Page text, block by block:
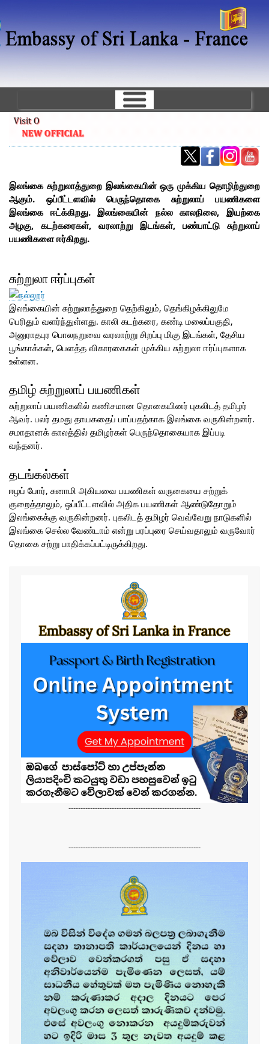
main
content
இலங்கை சுற்றுலாத்துறைஇலங்கையின் ஒரு முக்கிய தொழிற்துறை
ஆகும். ஒப்பீட்டளவில் பெருந்தொகை சுற்றுலாப் பயணிகளை
இலங்கை ஈட்க்கிறது. இலங்கையின் நல்ல காலநிலை, இயற்கை
அழகு, கடற்கரைகள், வரலாற்று இடங்கள், பண்பாட்டு சுற்றுலாப்
பயணிகளை ஈர்கிறது.
சுற்றுலா ஈர்ப்புகள்
இலங்கையின் சுற்றுலாத்துறை தெற்கிலும், தெங்கிழக்கிலுமே
பெரிதும் வளர்ந்துள்ளது. காலி கடற்கரை, கண்டி மலைப்பகுதி,
அனுராதபுர பொலநறுவை வரலாற்று சிறப்பு மிகு இடங்கள், தேசிய
பூங்காக்கள், பெளத்த விகாரகைகள் முக்கிய சுற்றுலா ஈர்ப்புகளாக
உள்ளன.
தமிழ் சுற்றுலாப் பயணிகள்
சுற்றுலாப் பயணிகளில் கணிசமான தொகையினர் புகலிடத் தமிழர்
ஆவர். பலர் தமது தாயகதைப் பாப்பதற்காக இலங்கை வருகின்றனர்.
சமாதானக் காலத்தில் தமிழர்கள் பெருந்தொகையாக இப்படி
வந்தனர்.
தடங்கல்கள்
ஈழப் போர், சுனாமி அகியவை பயணிகள் வருகையை சற்றுக்
குறைத்தாலும், ஒப்பீட்டளவில் அதிக பயணிகள் ஆண்டுதோறும்
இலங்கைக்கு வருகின்றனர். புகலிடத் தமிழர் வெவ்வேறு நாடுகளில்
இலங்கை செல்ல வேண்டாம் என்று பரப்புரை செய்வதாலும் வருவோர்
தொகை சற்று பாதிக்கப்பட்டிருக்கிறது.
-------------------------------------------------------
-------------------------------------------------------